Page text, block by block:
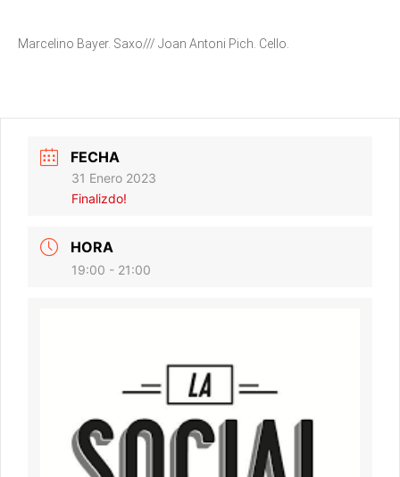
Marcelino Bayer. Saxo/// Joan Antoni Pich. Cello.
FECHA
31 Enero 2023
Finalizdo!
HORA
19:00 - 21:00